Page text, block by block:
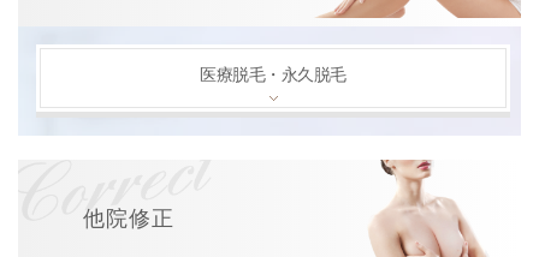
医療脱毛・永久脱毛
他院修正